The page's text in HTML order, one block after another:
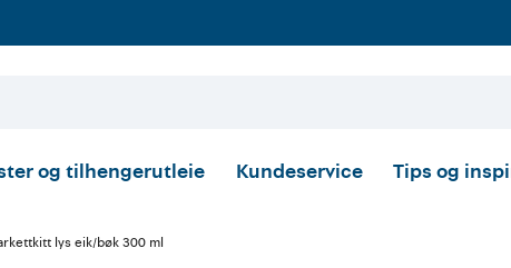
og tilhengerutleie Kundeservice Tips og
lys eik/bøk 300 ml